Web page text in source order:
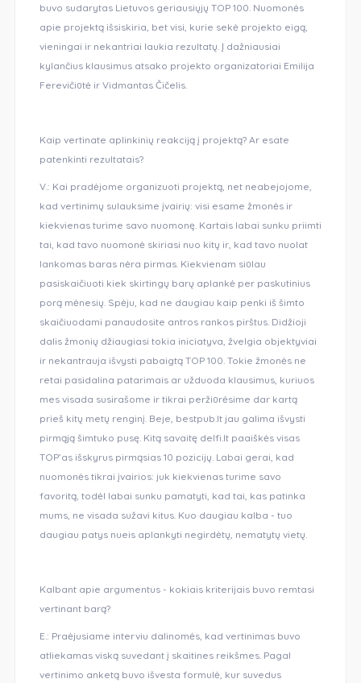
buvo sudarytas Lietuvos geriausiųjų TOP 100. Nuomonės
apie projektą išsiskiria, bet visi, kurie sekė projekto eigą,
vieningai ir nekantriai laukia rezultatų. Į dažniausiai
kylančius klausimus atsako projekto organizatoriai Emilija
Ferevičiūtė ir Vidmantas Čičelis.
Kaip vertinate aplinkinių reakciją į projektą? Ar esate
patenkinti rezultatais?
V.: Kai pradėjome organizuoti projektą, net neabejojome,
kad vertinimų sulauksime įvairių: visi esame žmonės ir
kiekvienas turime savo nuomonę. Kartais labai sunku priimti
tai, kad tavo nuomonė skiriasi nuo kitų ir, kad tavo nuolat
lankomas baras nėra pirmas. Kiekvienam siūlau
pasiskaičiuoti kiek skirtingų barų aplankė per paskutinius
porą mėnesių. Spėju, kad ne daugiau kaip penki iš šimto
skaičiuodami panaudosite antros rankos pirštus. Didžioji
dalis žmonių džiaugiasi tokia iniciatyva, žvelgia objektyviai
ir nekantrauja išvysti pabaigtą TOP 100. Tokie žmonės ne
retai pasidalina patarimais ar užduoda klausimus, kuriuos
mes visada susirašome ir tikrai peržiūrėsime dar kartą
prieš kitų metų renginį. Beje, bestpub.lt jau galima išvysti
pirmąją šimtuko pusę. Kitą savaitę delfi.lt paaiškės visas
TOP’as išskyrus pirmąsias 10 pozicijų. Labai gerai, kad
nuomonės tikrai įvairios: juk kiekvienas turime savo
favoritą, todėl labai sunku pamatyti, kad tai, kas patinka
mums, ne visada sužavi kitus. Kuo daugiau kalba - tuo
daugiau patys nueis aplankyti negirdėtų, nematytų vietų.
Kalbant apie argumentus - kokiais kriterijais buvo remtasi
vertinant barą?
E.: Praėjusiame interviu dalinomės, kad vertinimas buvo
atliekamas viską suvedant į skaitines reikšmes. Pagal
vertinimo anketą buvo išvesta formulė, kur suvedus